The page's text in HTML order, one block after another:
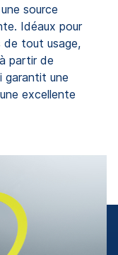
source
Idéaux pour
de tout usage,
partir de
garantit une
excellente